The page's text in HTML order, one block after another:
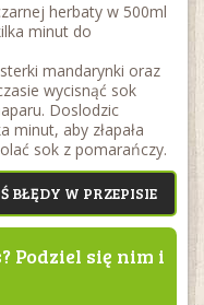
herbaty w 500ml
minut do
mandarynki oraz
wycisnąć sok
Doslodzic
minut, aby złapała
sok z pomarańczy.
BŁĘDY W PRZEPISIE
Podziel się nim i